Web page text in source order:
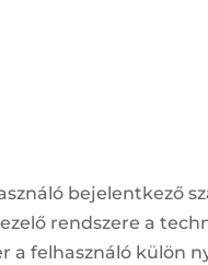
bejelentkező
rendszere a
felhasználó külön